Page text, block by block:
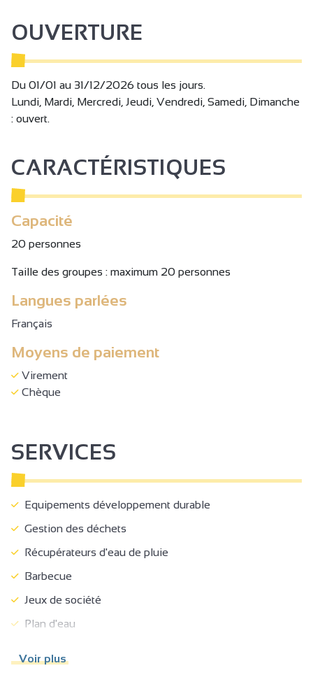
OUVERTURE
Du 01/01 au 31/12/2026 tous les jours.
Lundi, Mardi, Mercredi, Jeudi, Vendredi, Samedi, Dimanche
: ouvert.
CARACTÉRISTIQUES
Capacité
20 personnes
Taille des groupes : maximum 20 personnes
Langues parlées
Français
Moyens de paiement
Virement
Chèque
SERVICES
Equipements développement durable
Gestion des déchets
Récupérateurs d'eau de pluie
Barbecue
Jeux de société
Plan d'eau
Voir plus